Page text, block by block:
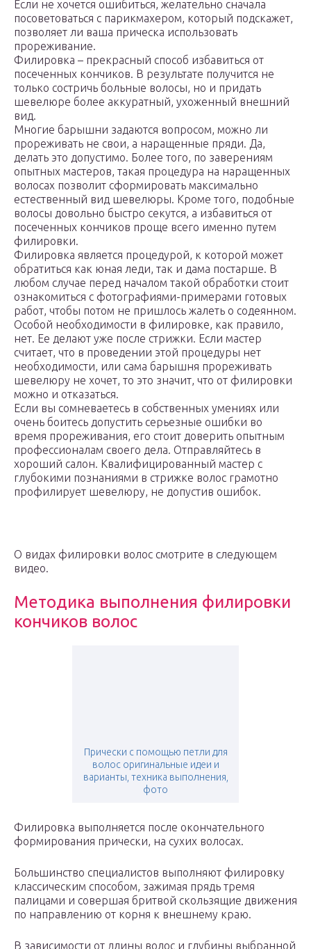
Если не хочется ошибиться, желательно сначала
посоветоваться с парикмахером, который подскажет,
позволяет ли ваша прическа использовать
прореживание.
Филировка – прекрасный способ избавиться от
посеченных кончиков. В результате получится не
только состричь больные волосы, но и придать
шевелюре более аккуратный, ухоженный внешний
вид.
Многие барышни задаются вопросом, можно ли
прореживать не свои, а наращенные пряди. Да,
делать это допустимо. Более того, по заверениям
опытных мастеров, такая процедура на наращенных
волосах позволит сформировать максимально
естественный вид шевелюры. Кроме того, подобные
волосы довольно быстро секутся, а избавиться от
посеченных кончиков проще всего именно путем
филировки.
Филировка является процедурой, к которой может
обратиться как юная леди, так и дама постарше. В
любом случае перед началом такой обработки стоит
ознакомиться с фотографиями-примерами готовых
работ, чтобы потом не пришлось жалеть о содеянном.
Особой необходимости в филировке, как правило,
нет. Ее делают уже после стрижки. Если мастер
считает, что в проведении этой процедуры нет
необходимости, или сама барышня прореживать
шевелюру не хочет, то это значит, что от филировки
можно и отказаться.
Если вы сомневаетесь в собственных умениях или
очень боитесь допустить серьезные ошибки во
время прореживания, его стоит доверить опытным
профессионалам своего дела. Отправляйтесь в
хороший салон. Квалифицированный мастер с
глубокими познаниями в стрижке волос грамотно
профилирует шевелюру, не допустив ошибок.
О видах филировки волос смотрите в следующем
видео.
Методика выполнения филировки
кончиков волос
Прически с помощью петли для
волос оригинальные идеи и
варианты, техника выполнения,
фото
Филировка выполняется после окончательного
формирования прически, на сухих волосах.
Большинство специалистов выполняют филировку
классическим способом, зажимая прядь тремя
палицами и совершая бритвой скользящие движения
по направлению от корня к внешнему краю.
В зависимости от длины волос и глубины выбранной